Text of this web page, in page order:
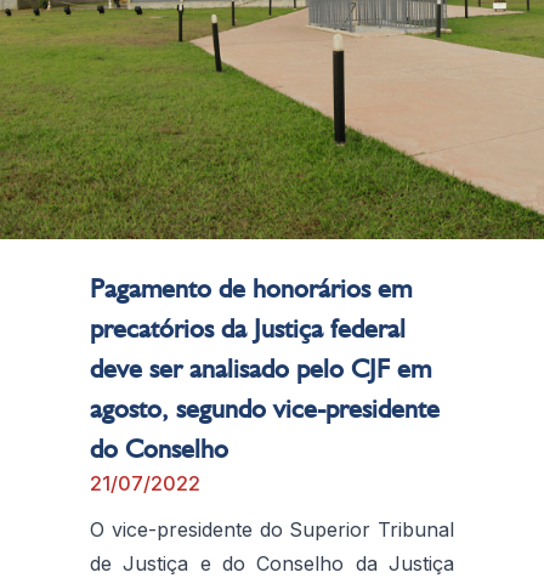
Pagamento de honorários em
precatórios da Justiça federal
deve ser analisado pelo CJF em
agosto, segundo vice-presidente
do Conselho
21/07/2022
O vice-presidente do Superior Tribunal
de Justiça e do Conselho da Justiça